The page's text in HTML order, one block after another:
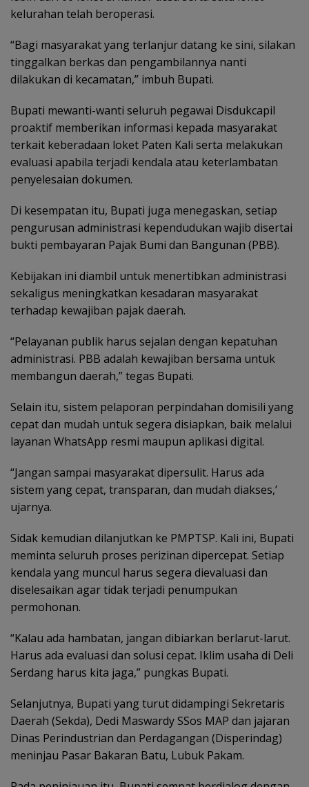
kelurahan telah beroperasi.
“Bagi masyarakat yang terlanjur datang ke sini, silakan
tinggalkan berkas dan pengambilannya nanti
dilakukan di kecamatan,” imbuh Bupati.
Bupati mewanti-wanti seluruh pegawai Disdukcapil
proaktif memberikan informasi kepada masyarakat
terkait keberadaan loket Paten Kali serta melakukan
evaluasi apabila terjadi kendala atau keterlambatan
penyelesaian dokumen.
Di kesempatan itu, Bupati juga menegaskan, setiap
pengurusan administrasi kependudukan wajib disertai
bukti pembayaran Pajak Bumi dan Bangunan (PBB).
Kebijakan ini diambil untuk menertibkan administrasi
sekaligus meningkatkan kesadaran masyarakat
terhadap kewajiban pajak daerah.
“Pelayanan publik harus sejalan dengan kepatuhan
administrasi. PBB adalah kewajiban bersama untuk
membangun daerah,” tegas Bupati.
Selain itu, sistem pelaporan perpindahan domisili yang
cepat dan mudah untuk segera disiapkan, baik melalui
layanan WhatsApp resmi maupun aplikasi digital.
“Jangan sampai masyarakat dipersulit. Harus ada
sistem yang cepat, transparan, dan mudah diakses,’
ujarnya.
Sidak kemudian dilanjutkan ke PMPTSP. Kali ini, Bupati
meminta seluruh proses perizinan dipercepat. Setiap
kendala yang muncul harus segera dievaluasi dan
diselesaikan agar tidak terjadi penumpukan
permohonan.
“Kalau ada hambatan, jangan dibiarkan berlarut-larut.
Harus ada evaluasi dan solusi cepat. Iklim usaha di Deli
Serdang harus kita jaga,” pungkas Bupati.
Selanjutnya, Bupati yang turut didampingi Sekretaris
Daerah (Sekda), Dedi Maswardy SSos MAP dan jajaran
Dinas Perindustrian dan Perdagangan (Disperindag)
meninjau Pasar Bakaran Batu, Lubuk Pakam.